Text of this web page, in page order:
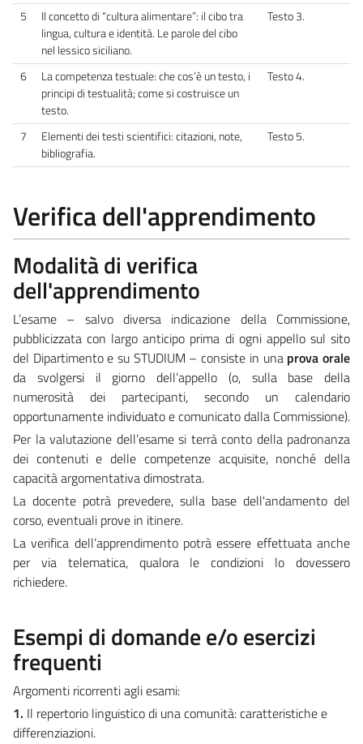
5
Il concetto di “cultura alimentare”: il cibo tra
lingua, cultura e identità. Le parole del cibo
nel lessico siciliano.
Testo 3.
6
La competenza testuale: che cos’è un testo, i
principi di testualità; come si costruisce un
testo.
Testo 4.
7
Elementi dei testi scientifici: citazioni, note,
bibliografia.
Testo 5.
Verifica dell'apprendimento
Modalità di verifica
dell'apprendimento
L’esame – salvo diversa indicazione della Commissione,
pubblicizzata con largo anticipo prima di ogni appello sul sito
del Dipartimento e su STUDIUM – consiste in una prova orale
da svolgersi il giorno dell’appello (o, sulla base della
numerosità dei partecipanti, secondo un calendario
opportunamente individuato e comunicato dalla Commissione).
Per la valutazione dell’esame si terrà conto della padronanza
dei contenuti e delle competenze acquisite, nonché della
capacità argomentativa dimostrata.
La docente potrà prevedere, sulla base dell'andamento del
corso, eventuali prove in itinere.
La verifica dell’apprendimento potrà essere effettuata anche
per via telematica, qualora le condizioni lo dovessero
richiedere.
Esempi di domande e/o esercizi
frequenti
Argomenti ricorrenti agli esami:
1. Il repertorio linguistico di una comunità: caratteristiche e
differenziazioni.